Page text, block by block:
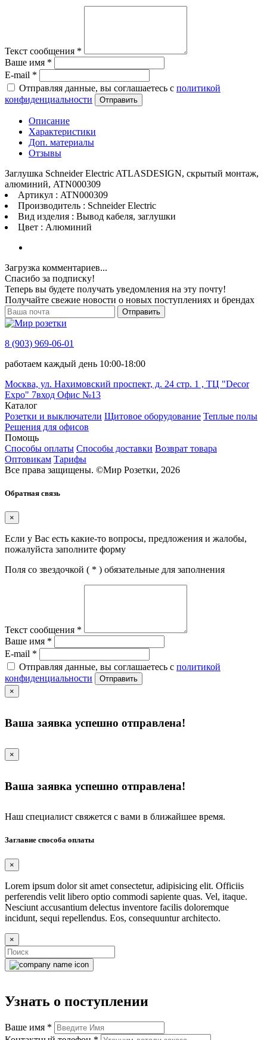
Текст сообщения *
Ваше имя *
E-mail *
Отправляя данные, вы соглашаетесь с политикой
конфиденциальности
Отправить
Описание
Характеристики
Доп. материалы
Отзывы
Заглушка Schneider Electric ATLASDESIGN, скрытый монтаж,
алюминий, ATN000309
Артикул : ATN000309
Производитель : Schneider Electric
Вид изделия : Вывод кабеля, заглушки
Цвет : Алюминий
Загрузка комментариев...
Спасибо за подписку!
Теперь вы будете получать уведомления на эту почту!
Получайте свежие новости о новых поступлениях и брендах
Отправить
8 (903) 969-06-01
работаем каждый день 10:00-18:00
Москва, ул. Нахимовский проспект, д. 24 стр. 1 , ТЦ "Decor
Expo" 7вход Офис №13
Каталог
Розетки и выключатели Щитовое оборудование Теплые полы
Решения для офисов
Помощь
Способы оплаты Способы доставки Возврат товара
Оптовикам Тарифы
Все права защищены. ©Мир Розетки, 2026
Обратная связь
×
Если у Вас есть какие-то вопросы, предложения и жалобы,
пожалуйста заполните форму
Поля со звездочкой ( * ) обязательные для заполнения
Текст сообщения *
Ваше имя *
E-mail *
Отправляя данные, вы соглашаетесь с политикой
конфиденциальности
Отправить
×
Ваша заявка успешно отправлена!
×
Ваша заявка успешно отправлена!
Наш специалист свяжется с вами в ближайшее время.
Заглавие способа оплаты
×
Lorem ipsum dolor sit amet consectetur, adipisicing elit. Officiis
perferendis velit libero optio commodi sapiente quas. Vel, itaque.
Nesciunt accusantium delectus inventore facilis doloremque
incidunt, sequi repellendus. Eos, consequuntur architecto.
×
Узнать о поступлении
Ваше имя *